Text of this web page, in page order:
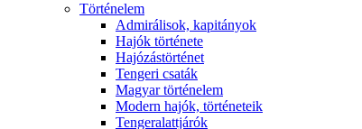
Történelem
Admirálisok, kapitányok
Hajók története
Hajózástörténet
Tengeri csaták
Magyar történelem
Modern hajók, történeteik
Tengeralattjárók